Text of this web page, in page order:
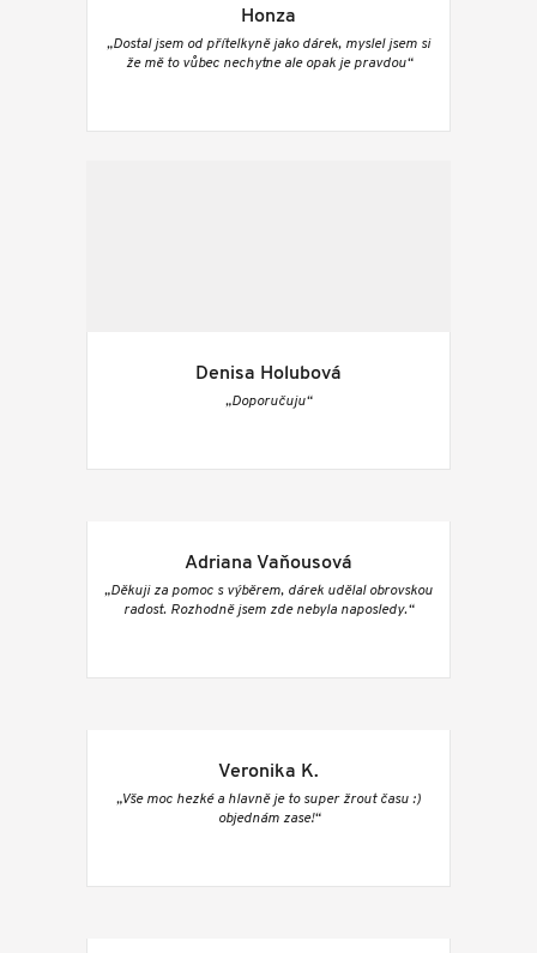
Honza
„Dostal jsem od přítelkyně jako dárek, myslel jsem si
že mě to vůbec nechytne ale opak je pravdou“
Denisa Holubová
„Doporučuju“
Adriana Vaňousová
„Děkuji za pomoc s výběrem, dárek udělal obrovskou
radost. Rozhodně jsem zde nebyla naposledy.“
Veronika K.
„Vše moc hezké a hlavně je to super žrout času :)
objednám zase!“